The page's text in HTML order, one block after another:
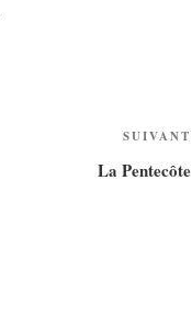
SUIVANT
La Pentecôte